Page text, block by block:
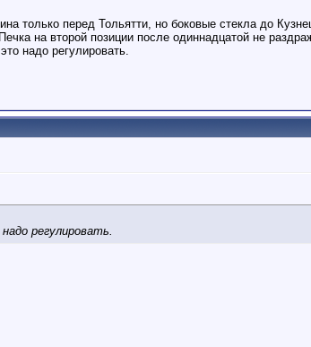
только перед Тольятти, но боковые стекла до
на второй позиции после одиннадцатой не
надо регулировать.
регулировать.